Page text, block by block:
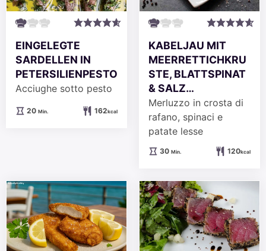
EINGELEGTE
SARDELLEN IN
PETERSILIENPESTO
Acciughe sotto pesto
20Minuten
Min. 162kcal
KABELJAU MIT
MEERRETTICHKRU
STE, BLATTSPINAT
& SALZ…
Merluzzo in crosta di
rafano, spinaci e
patate lesse
30Minuten
Min. 120kcal